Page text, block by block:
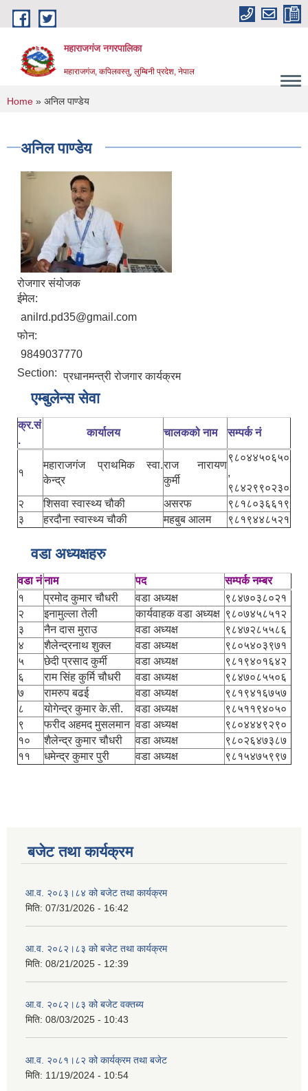
Skip to main content
महाराजगंज नगरपालिका
महाराजगंज, कपिलवस्तु, लुम्बिनी प्रदेश, नेपाल
You are here
Home » अनिल पाण्डेय
अनिल पाण्डेय
रोजगार संयोजक
ईमेल:
anilrd.pd35@gmail.com
फोन:
9849037770
Section: प्रधानमन्त्री रोजगार कार्यक्रम
एम्बुलेन्स सेवा
क्र.सं
.
कार्यालय चालकको नाम सम्पर्क नं
१
महाराजगंज प्राथमिक स्वा.
केन्द्र
राज नारायण
कुर्मी
९८०४४५०६५०
,
९८४२९९०२३०
२
शिसवा स्वास्थ्य चौकी असरफ
९८१८०३६६१९
३
हरदौना स्वास्थ्य चौकी महबुब आलम ९८१९४४८५२१
वडा अध्यक्षहरु
वडा नंनाम पद
सम्पर्क नम्बर
१
प्रमोद कुमार चौधरी वडा अध्यक्ष
९८४७०३८०२१
२
इनामुल्ला तेली कार्यवाहक वडा अध्यक्ष ९८०७४५८५१२
३
नैन दास मुराउ वडा अध्यक्ष
९८४७२८५५८६
४
शैलेन्द्रनाथ शुक्ल वडा अध्यक्ष
९८०५४०३९७१
५
छेदी प्रसाद कुर्मी वडा अध्यक्ष
९८१९४०१६४२
६
राम सिंह कुर्मि चौधरी वडा अध्यक्ष
९८४७०८५५०६
७
रामरुप बढई वडा अध्यक्ष
९८१९४१६७५७
८
योगेन्द्र कुमार के.सी. वडा अध्यक्ष
९८५११९४०५०
९
फरीद अहमद मुसलमान वडा अध्यक्ष
९८०४४४९२९०
१०
शैलेन्द्र कुमार चौधरी वडा अध्यक्ष
९८०२६४७३८७
११
धमेन्द्र कुमार पुरी वडा अध्यक्ष ९८१५४७५९९७
बजेट तथा कार्यक्रम
आ.व. २०८३।८४ को बजेट तथा कार्यक्रम
मिति: 07/31/2026 - 16:42
आ.व. २०८२।८३ को बजेट तथा कार्यक्रम
मिति: 08/21/2025 - 12:39
आ.व. २०८२।८३ को बजेट वक्तब्य
मिति: 08/03/2025 - 10:43
आ.व. २०८१।८२ को कार्यक्रम तथा बजेट
मिति: 11/19/2024 - 10:54